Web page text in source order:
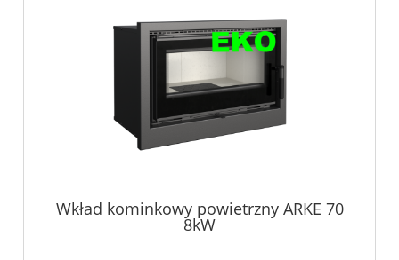
Wkład kominkowy powietrzny ARKE 70
8kW